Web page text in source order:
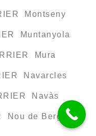
Montseny
Muntanyola
Mura
Navarcles
Navàs
de Berguedà